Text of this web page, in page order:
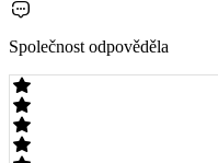
Společnost odpověděla